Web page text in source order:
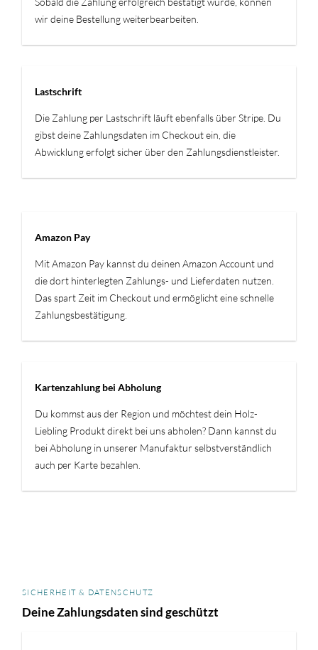
wir deine Bestellung weiterbearbeiten.
Lastschrift
Die Zahlung per Lastschrift läuft ebenfalls über Stripe. Du
gibst deine Zahlungsdaten im Checkout ein, die
Abwicklung erfolgt sicher über den Zahlungsdienstleister.
Amazon Pay
Mit Amazon Pay kannst du deinen Amazon Account und
die dort hinterlegten Zahlungs- und Lieferdaten nutzen.
Das spart Zeit im Checkout und ermöglicht eine schnelle
Zahlungsbestätigung.
Kartenzahlung bei Abholung
Du kommst aus der Region und möchtest dein Holz-
Liebling Produkt direkt bei uns abholen? Dann kannst du
bei Abholung in unserer Manufaktur selbstverständlich
auch per Karte bezahlen.
SICHERHEIT & DATENSCHUTZ
Deine Zahlungsdaten sind geschützt